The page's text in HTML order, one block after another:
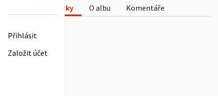
Přihlásit
Založit účet
Fotky
O albu
Komentáře